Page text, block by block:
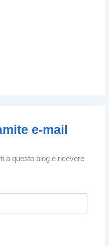
e-mail
a questo blog e ricevere